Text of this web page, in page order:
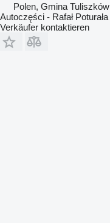
Polen, Gmina Tuliszków
Autoczęści - Rafał Poturała
Verkäufer kontaktieren